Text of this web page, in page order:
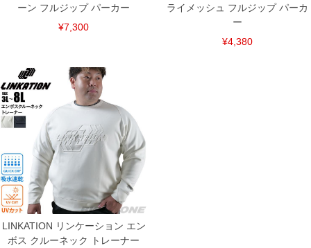
ーン フルジップ パーカー
¥7,300
ライメッシュ フルジップ パーカ
ー
¥4,380
LINKATION リンケーション エン
ボス クルーネック トレーナー